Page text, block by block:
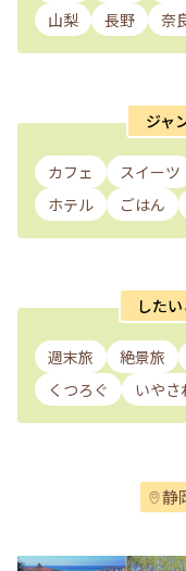
山梨
長野 奈
ジャ
カフェ スイーツ
ホテル
ごはん
した
週末旅 絶景旅
くつろぐ
いやさ
静